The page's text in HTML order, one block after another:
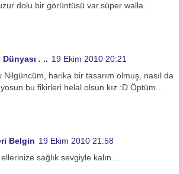
dolu bir görüntüsü var.süper walla.
. .. 19 Ekim 2010 20:21
Nilgüncüm, harika bir tasarım olmuş, nasıl da
bu fikirleri helal olsun kız :D Öptüm...
Belgin 19 Ekim 2010 21:58
sağlık sevgiyle kalın....